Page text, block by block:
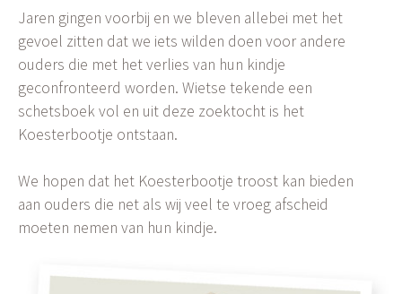
Jaren gingen voorbij en we bleven allebei met het
gevoel zitten dat we iets wilden doen voor andere
ouders die met het verlies van hun kindje
geconfronteerd worden. Wietse tekende een
schetsboek vol en uit deze zoektocht is het
Koesterbootje ontstaan.
We hopen dat het Koesterbootje troost kan bieden
aan ouders die net als wij veel te vroeg afscheid
moeten nemen van hun kindje.